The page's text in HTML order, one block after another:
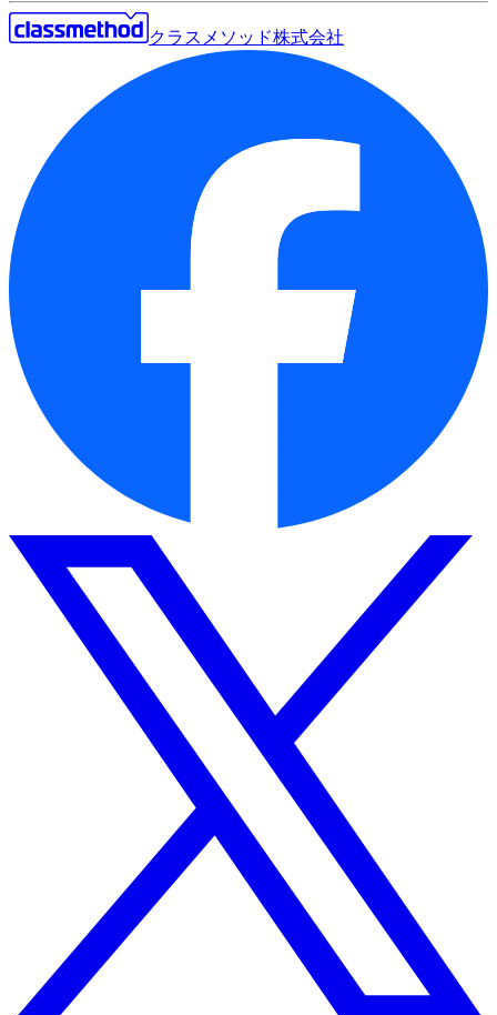
クラスメソッド株式会社